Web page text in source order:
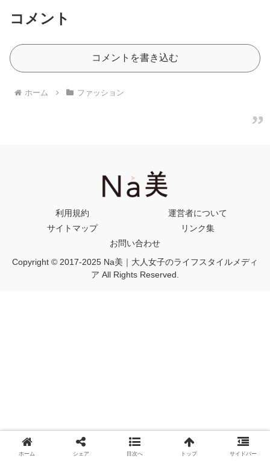
コメント
コメントを書き込む
ホーム ファッション
利用規約
運営者について
サイトマップ
リンク集
お問い合わせ
Copyright © 2017-2025 Na美｜大人女子のライフスタイルメディ
ア All Rights Reserved.
ホーム シェア 目次へ トップ サイドバー